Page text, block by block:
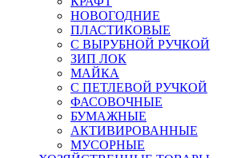
НОВОГОДНИЕ
ПЛАСТИКОВЫЕ
С ВЫРУБНОЙ РУЧКОЙ
ЗИП ЛОК
МАЙКА
С ПЕТЛЕВОЙ РУЧКОЙ
ФАСОВОЧНЫЕ
БУМАЖНЫЕ
АКТИВИРОВАННЫЕ
МУСОРНЫЕ